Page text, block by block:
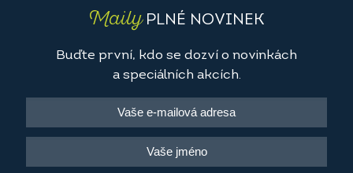
MailyPLNÉ NOVINEK
Buďte první, kdo se dozví o novinkách
a speciálních akcích.